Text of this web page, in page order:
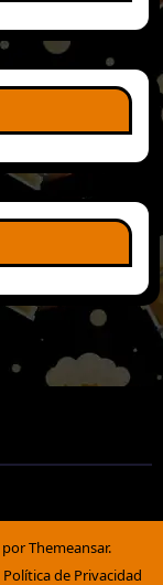
porThemeansar.
Política de Privacidad